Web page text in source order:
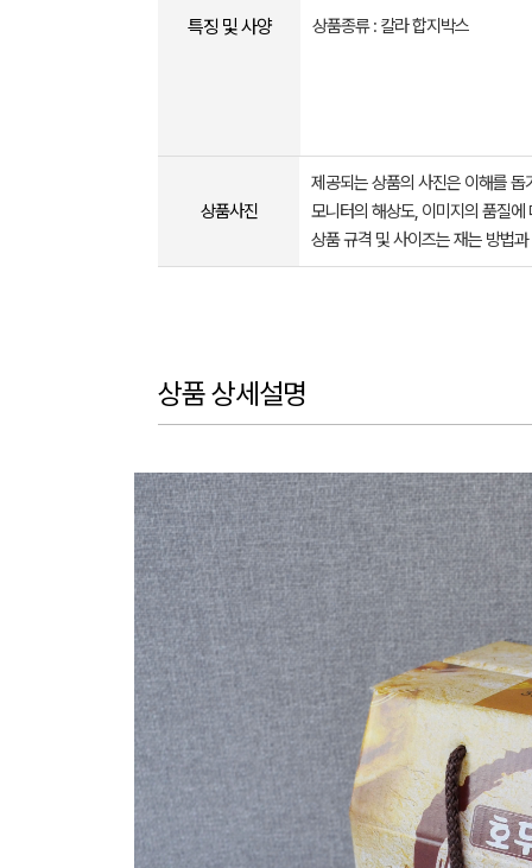
특징 및 사양 상품종류 : 칼라 합지박스
상품사진
제공되는 상품의 사진은 이해를
모니터의 해상도, 이미지의 품질
상품 규격 및 사이즈는 재는 방법
상품 상세설명